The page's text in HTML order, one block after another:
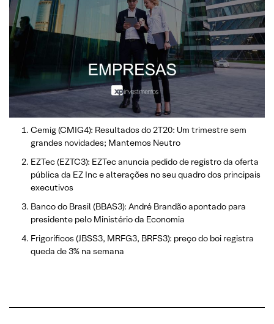
Cemig (CMIG4): Resultados do 2T20: Um trimestre sem
grandes novidades; Mantemos Neutro
EZTec (EZTC3): EZTec anuncia pedido de registro da oferta
pública da EZ Inc e alterações no seu quadro dos principais
executivos
Banco do Brasil (BBAS3): André Brandão apontado para
presidente pelo Ministério da Economia
Frigoríficos (JBSS3, MRFG3, BRFS3): preço do boi registra
queda de 3% na semana